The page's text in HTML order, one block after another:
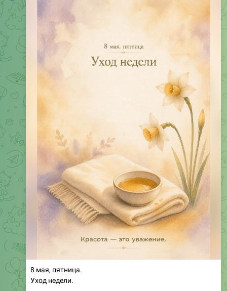
Уход недели.
Пятница — день, когда неделя заслуживает